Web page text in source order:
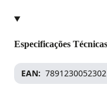
Especificações Técnicas
EAN
7891230052302